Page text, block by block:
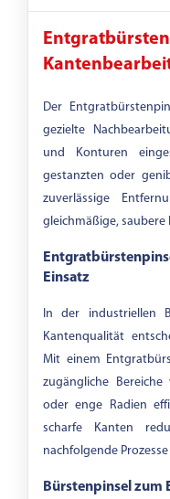
Der
gezielte
und Konturen
gestanzten oder
zuverlässige
gleichmäßige, saubere
Einsatz
In der industriellen
Kantenqualität
Mit einem
zugängliche
oder enge Radien
scharfe Kanten
nachfolgende
Bürstenpinsel zum